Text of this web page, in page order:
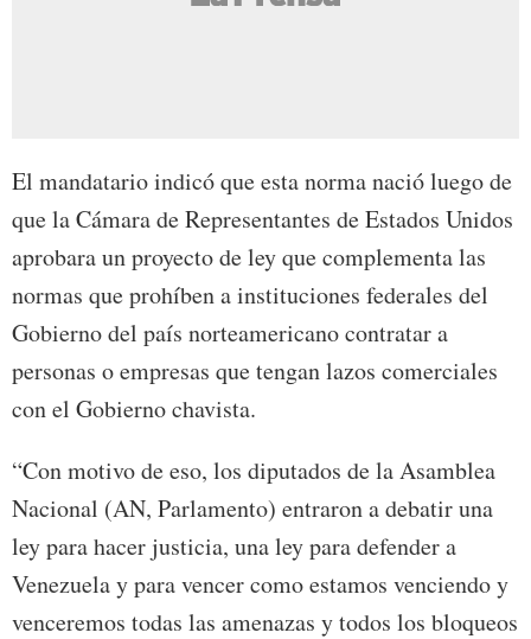
El mandatario indicó que esta norma nació luego de
que la Cámara de Representantes de Estados Unidos
aprobara un proyecto de ley que complementa las
normas que prohíben a instituciones federales del
Gobierno del país norteamericano contratar a
personas o empresas que tengan lazos comerciales
con el Gobierno chavista.
“Con motivo de eso, los diputados de la Asamblea
Nacional (AN, Parlamento) entraron a debatir una
ley para hacer justicia, una ley para defender a
Venezuela y para vencer como estamos venciendo y
venceremos todas las amenazas y todos los bloqueos